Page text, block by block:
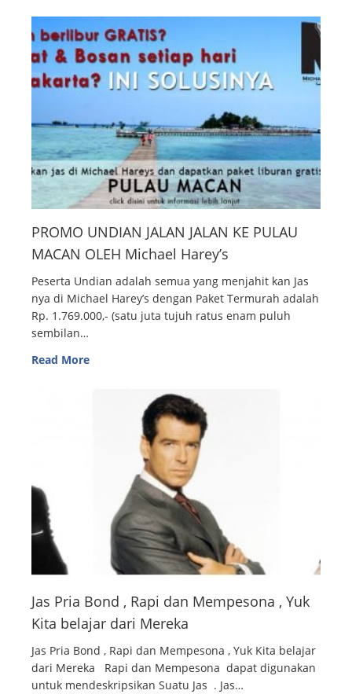
PROMO UNDIAN JALAN JALAN KE PULAU
MACAN OLEH Michael Harey’s
Peserta Undian adalah semua yang menjahit kan Jas
nya di Michael Harey’s dengan Paket Termurah adalah
Rp. 1.769.000,- (satu juta tujuh ratus enam puluh
sembilan…
Read More
Jas Pria Bond , Rapi dan Mempesona , Yuk
Kita belajar dari Mereka
Jas Pria Bond , Rapi dan Mempesona , Yuk Kita belajar
dari Mereka Rapi dan Mempesona dapat digunakan
untuk mendeskripsikan Suatu Jas . Jas…